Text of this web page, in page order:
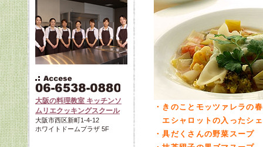
・きのことモッツァレラの
エシャロットの入ったシ
・具だくさんの野菜スープ
大阪の料理教室 キッチンソ
ムリエクッキングスクール
大阪市西区新町1-4-12
ホワイトドームプラザ 5F